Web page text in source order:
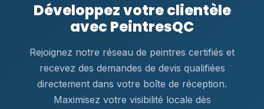
Développez votre clientèle
avec PeintresQC
Rejoignez notre réseau de peintres certifiés et
recevez des demandes de devis qualifiées
directement dans votre boîte de réception.
Maximisez votre visibilité locale dès